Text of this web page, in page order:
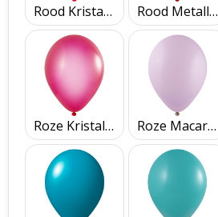
Rood Kristal (3330) Rood Metallic (2430)
Roze Kristal (3340) Roze Macaron (1231)